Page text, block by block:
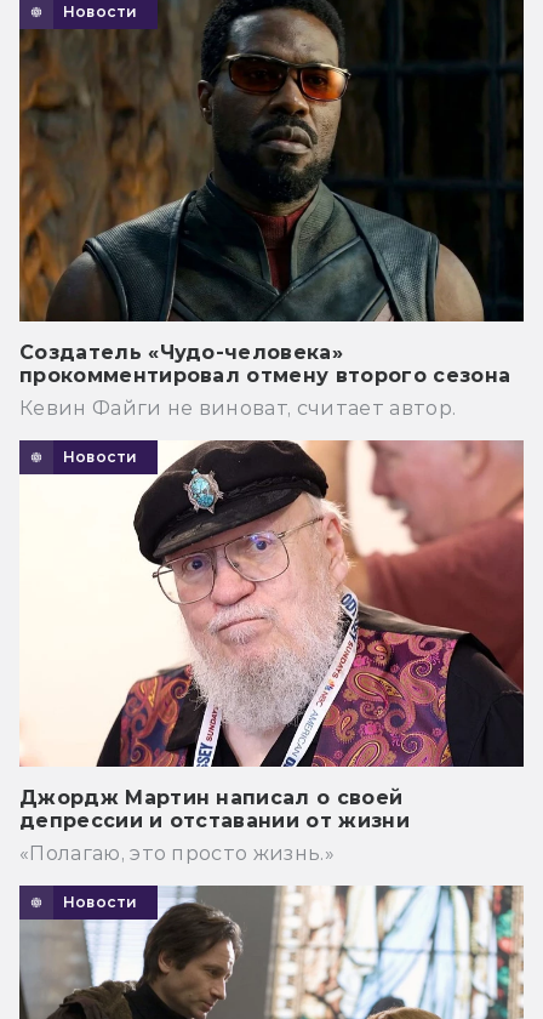
Новости
Создатель «Чудо-человека»
прокомментировал отмену второго сезона
Кевин Файги не виноват, считает автор.
Новости
Джордж Мартин написал о своей
депрессии и отставании от жизни
«Полагаю, это просто жизнь.»
Новости